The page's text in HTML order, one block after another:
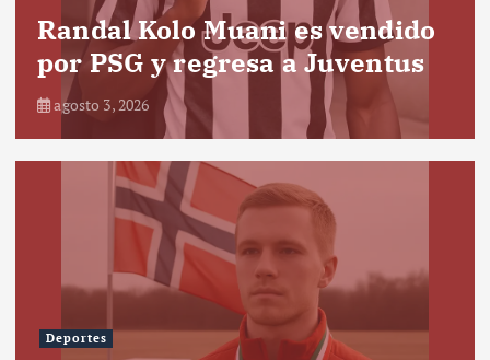
Randal Kolo Muani es vendido
por PSG y regresa a Juventus
agosto 3, 2026
Deportes